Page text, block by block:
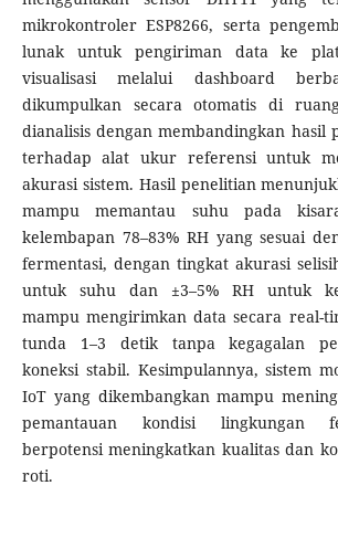
mikrokontroler ESP8266, serta
lunak untuk pengiriman data ke
visualisasi melalui dashboard
dikumpulkan secara otomatis di
dianalisis dengan membandingkan hasil
terhadap alat ukur referensi untuk
akurasi sistem. Hasil penelitian
mampu memantau suhu pada
kelembapan 78–83% RH yang sesuai
fermentasi, dengan tingkat akurasi
untuk suhu dan ±3–5% RH untuk
mampu mengirimkan data secara real-
tunda 1–3 detik tanpa kegagalan
koneksi stabil. Kesimpulannya, sistem
IoT yang dikembangkan mampu
pemantauan kondisi lingkungan
berpotensi meningkatkan kualitas dan
roti.